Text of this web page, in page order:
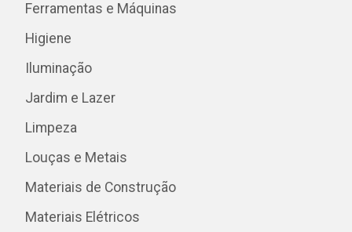
Ferramentas e Máquinas
Higiene
Iluminação
Jardim e Lazer
Limpeza
Louças e Metais
Materiais de Construção
Materiais Elétricos